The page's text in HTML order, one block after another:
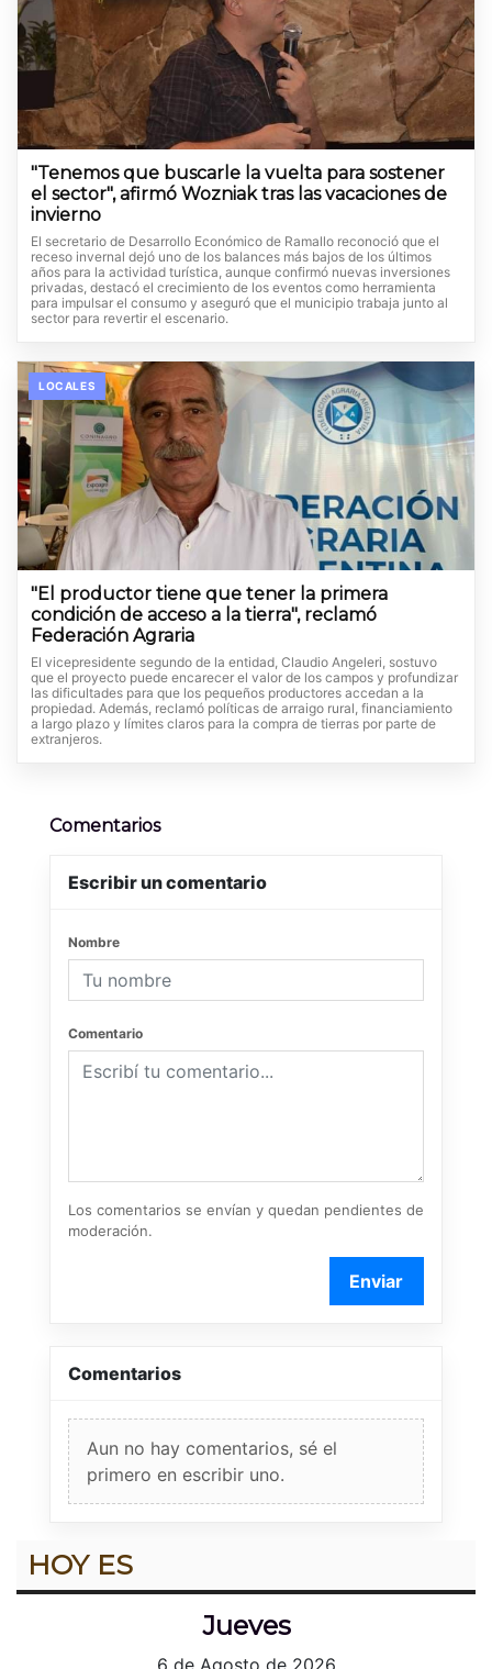
"Tenemos que buscarle la vuelta para sostener
el sector", afirmó Wozniak tras las vacaciones de
invierno
El secretario de Desarrollo Económico de Ramallo reconoció que el
receso invernal dejó uno de los balances más bajos de los últimos
años para la actividad turística, aunque confirmó nuevas inversiones
privadas, destacó el crecimiento de los eventos como herramienta
para impulsar el consumo y aseguró que el municipio trabaja junto al
sector para revertir el escenario.
LOCALES
"El productor tiene que tener la primera
condición de acceso a la tierra", reclamó
Federación Agraria
El vicepresidente segundo de la entidad, Claudio Angeleri, sostuvo
que el proyecto puede encarecer el valor de los campos y profundizar
las dificultades para que los pequeños productores accedan a la
propiedad. Además, reclamó políticas de arraigo rural, financiamiento
a largo plazo y límites claros para la compra de tierras por parte de
extranjeros.
Comentarios
Escribir un comentario
Nombre
Comentario
Los comentarios se envían y quedan pendientes de
moderación.
Enviar
Comentarios
Aun no hay comentarios, sé el
primero en escribir uno.
HOY ES
Jueves
6 de Agosto de 2026